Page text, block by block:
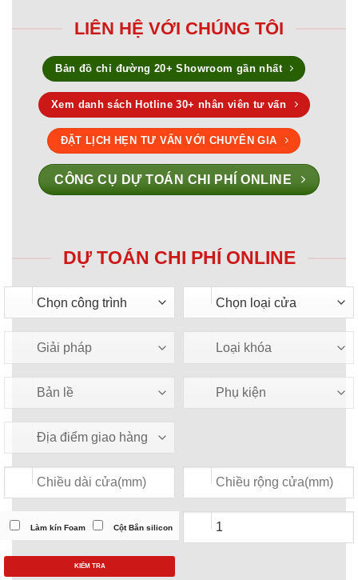
LIÊN HỆ VỚI CHÚNG TÔI
Bản đồ chỉ đường 20+ Showroom gần nhất
Xem danh sách Hotline 30+ nhân viên tư vấn
ĐẶT LỊCH HẸN TƯ VẤN VỚI CHUYÊN GIA
CÔNG CỤ DỰ TOÁN CHI PHÍ ONLINE
DỰ TOÁN CHI PHÍ ONLINE
Làm kín Foam Cột Bắn silicon
KIỂM TRA